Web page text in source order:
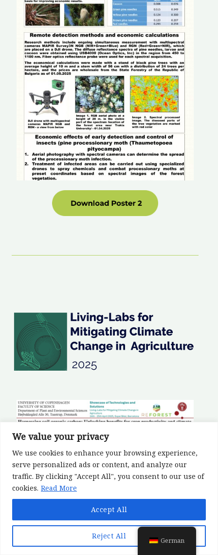
We value your privacy
We use cookies to enhance your browsing experience,
serve personalized ads or content, and analyze our
traffic. By clicking "Accept All", you consent to our use of
cookies. Read More
Reject All
Accept All
German